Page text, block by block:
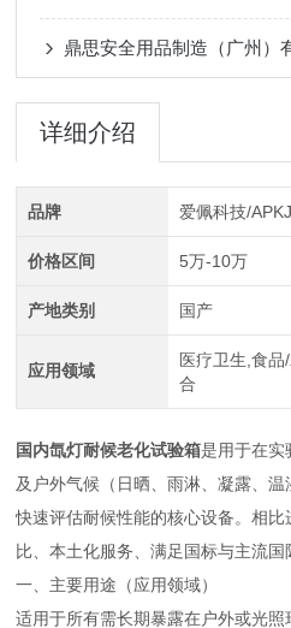
详细介绍
品牌 爱佩科技/APKJ
价格区间 5万-10万
产地类别 国产
应用领域
医疗卫生,食
合
国内氙灯耐候老化试验箱是用于在实
及户外气候（日晒、雨淋、凝露、温
快速评估耐候性能的核心设备。相
比、本土化服务、满足国标与主流国
一、主要用途（应用领域）
适用于所有需长期暴露在户外或光